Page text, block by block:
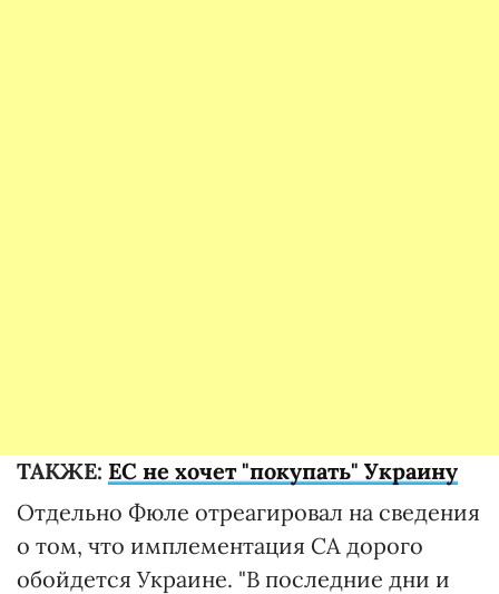
ТАКЖЕ: ЕС не хочет "покупать" Украину
Отдельно Фюле отреагировал на сведения
о том, что имплементация СА дорого
обойдется Украине. "В последние дни и